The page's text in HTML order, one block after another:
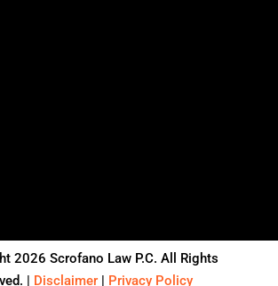
2026 Scrofano Law P.C. All Rights
| Disclaimer| Privacy Policy